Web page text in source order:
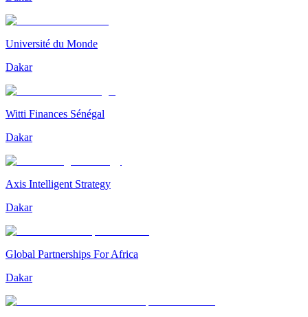
Université du Monde
Dakar
Witti Finances Sénégal
Dakar
Axis Intelligent Strategy
Dakar
Global Partnerships For Africa
Dakar